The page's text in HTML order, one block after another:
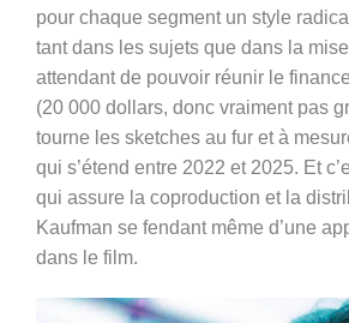
pour chaque segment un style
tant dans les sujets que dans la
attendant de pouvoir réunir le
(20 000 dollars, donc vraiment pas
tourne les sketches au fur et à
qui s’étend entre 2022 et 2025. Et
qui assure la coproduction et la
Kaufman se fendant même d’une
dans le film.